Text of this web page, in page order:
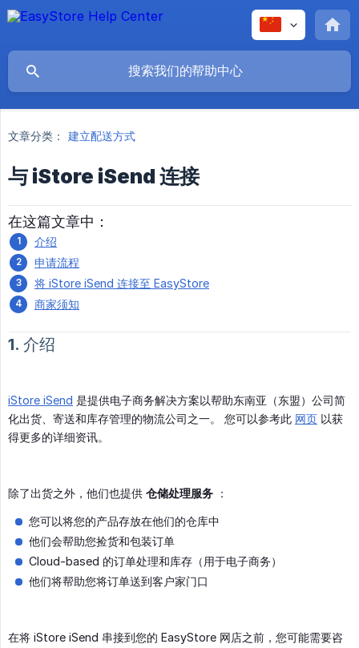
文章分类： 建立配送方式
与 iStore iSend 连接
在这篇文章中：
介绍
申请流程
将 iStore iSend 连接至 EasyStore
商家须知
1. 介绍
iStore iSend 是提供电子商务解决方案以帮助东南亚（东盟）公司简
化出货、寄送和库存管理的物流公司之一。 您可以参考此 网页 以获
得更多的详细资讯。
除了出货之外，他们也提供 仓储处理服务 ：
您可以将您的产品存放在他们的仓库中
他们会帮助您捡货和包装订单
Cloud-based 的订单处理和库存（用于电子商务）
他们将帮助您将订单送到客户家门口
在将 iStore iSend 串接到您的 EasyStore 网店之前，您可能需要咨